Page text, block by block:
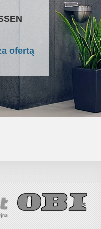
ofertą